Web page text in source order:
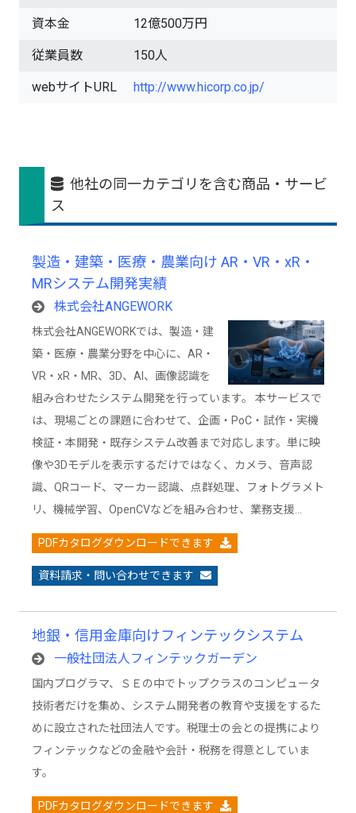
資本金 12億500万円
従業員数 150人
webサイトURL http://www.hicorp.co.jp/
他社の同一カテゴリを含む商品・サービ
ス
製造・建築・医療・農業向け AR・VR・xR・
MRシステム開発実績
株式会社ANGEWORK
株式会社ANGEWORKでは、製造・建
築・医療・農業分野を中心に、AR・
VR・xR・MR、3D、AI、画像認識を
組み合わせたシステム開発を行っています。 本サービスで
は、現場ごとの課題に合わせて、企画・PoC・試作・実機
検証・本開発・既存システム改善まで対応します。単に映
像や3Dモデルを表示するだけではなく、カメラ、音声認
識、QRコード、マーカー認識、点群処理、フォトグラメト
リ、機械学習、OpenCVなどを組み合わせ、業務支援…
PDFカタログダウンロードできます
資料請求・問い合わせできます
地銀・信用金庫向けフィンテックシステム
一般社団法人フィンテックガーデン
国内プログラマ、ＳＥの中でトップクラスのコンピュータ
技術者だけを集め、システム開発者の教育や支援をするた
めに設立された社団法人です。税理士の会との提携により
フィンテックなどの金融や会計・税務を得意としていま
す。
PDFカタログダウンロードできます